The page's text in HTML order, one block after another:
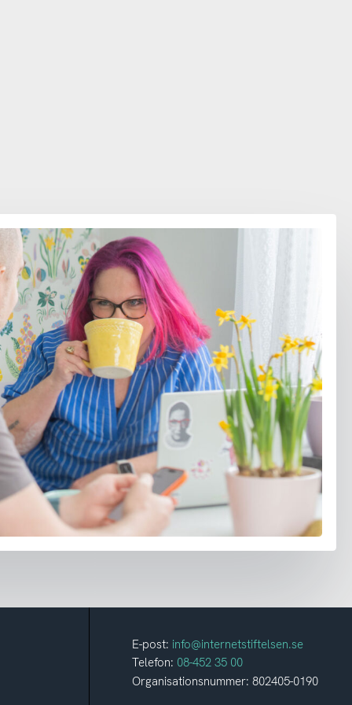
E-post: info@internetstiftelsen.se
Telefon: 08-452 35 00
Organisationsnummer: 802405-0190